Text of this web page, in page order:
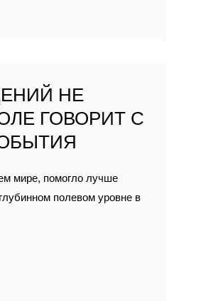
НЕ
ГОВОРИТ С
мире, помогло лучше
полевом уровне в